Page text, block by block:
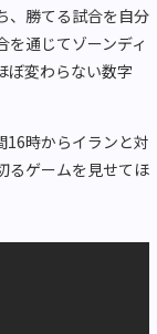
、勝てる試合を自分
通じてゾーンディ
ぼ変わらない数字
16時からイランと対
るゲームを見せてほ